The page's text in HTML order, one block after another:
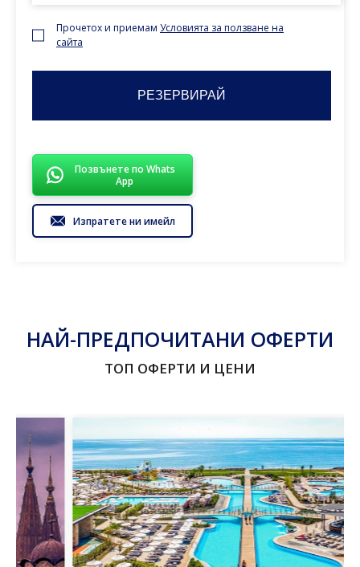
Прочетох и приемам Условията за ползване на
сайта
Позвънете по Whats
App
Изпратете ни имейл
НАЙ-ПРЕДПОЧИТАНИ ОФЕРТИ
ТОП ОФЕРТИ И ЦЕНИ